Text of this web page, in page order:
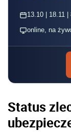
13.10 | 18.11
online, na
Status